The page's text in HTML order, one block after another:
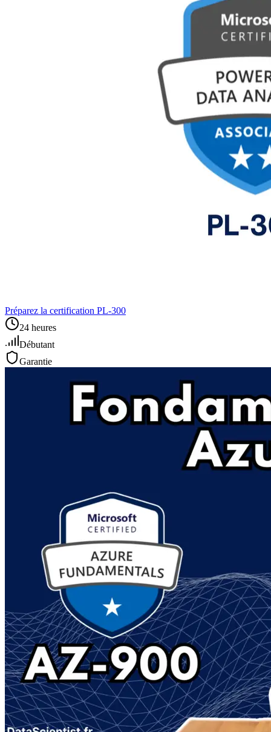
Préparez la certification PL‑300
24 heures
Débutant
Garantie